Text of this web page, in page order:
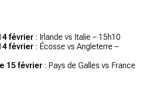
février : Irlande vs Italie – 15h10
février : Écosse vs Angleterre –
15 février : Pays de Galles vs France